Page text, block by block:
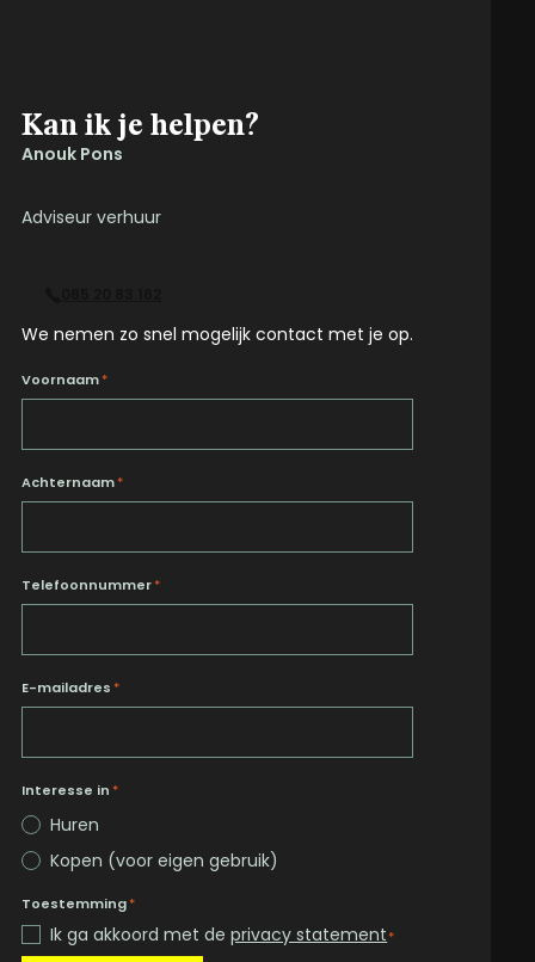
Kan ik je helpen?
Anouk Pons
Adviseur verhuur
We nemen zo snel mogelijk contact met je op.
Voornaam*
Achternaam*
Telefoonnummer*
E-mailadres *
Interesse in *
Huren
Kopen (voor eigen gebruik)
Toestemming*
Ik ga akkoord met deprivacy statement*